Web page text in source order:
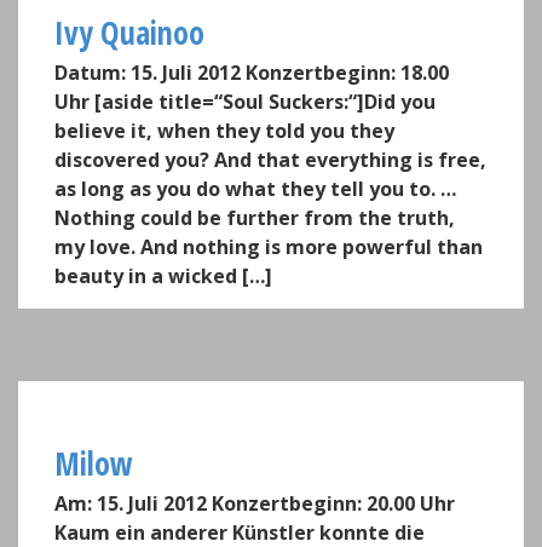
Ivy Quainoo
Datum: 15. Juli 2012 Konzertbeginn: 18.00
Uhr [aside title=“Soul Suckers:“]Did you
believe it, when they told you they
discovered you? And that everything is free,
as long as you do what they tell you to. …
Nothing could be further from the truth,
my love. And nothing is more powerful than
beauty in a wicked […]
Milow
Am: 15. Juli 2012 Konzertbeginn: 20.00 Uhr
Kaum ein anderer Künstler konnte die